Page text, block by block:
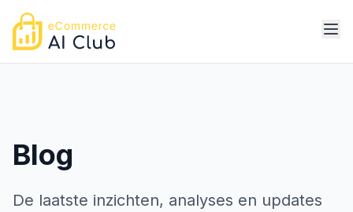
Blog
De laatste inzichten, analyses en updates